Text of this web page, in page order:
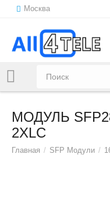
Москва
Напишите нам:
МОДУЛЬ
2XLC
Главная / SFP Модули /